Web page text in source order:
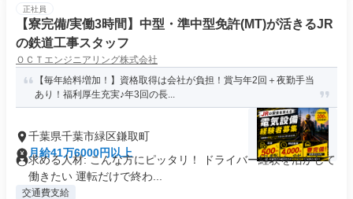
正社員
【寮完備/実働3時間】中型・準中型免許(MT)が活きるJR
の鉄道工事スタッフ
ＯＣＴエンジニアリング株式会社
【毎年給料増加！】資格取得は会社が負担！賞与年2回＋夜勤手当
あり！福利厚生充実♪年3回の長...
千葉県千葉市緑区鎌取町
月給41万6000円以上
求める人材: こんな方にピッタリ！ ドライバー経験を活かして
働きたい 運転だけで終わ...
交通費支給